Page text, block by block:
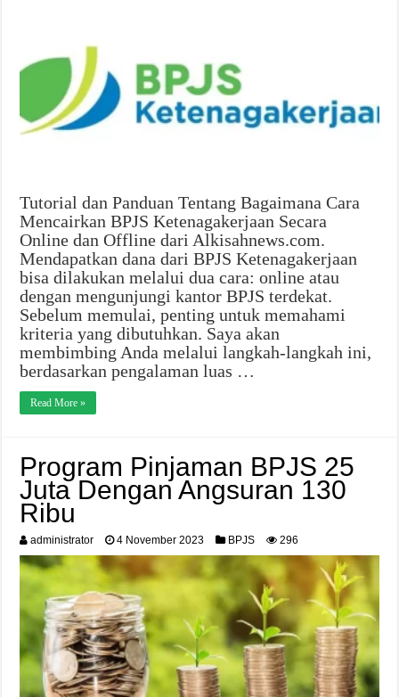
Tutorial dan Panduan Tentang Bagaimana Cara
Mencairkan BPJS Ketenagakerjaan Secara
Online dan Offline dari Alkisahnews.com.
Mendapatkan dana dari BPJS Ketenagakerjaan
bisa dilakukan melalui dua cara: online atau
dengan mengunjungi kantor BPJS terdekat.
Sebelum memulai, penting untuk memahami
kriteria yang dibutuhkan. Saya akan
membimbing Anda melalui langkah-langkah ini,
berdasarkan pengalaman luas …
Read More »
Program Pinjaman BPJS 25
Juta Dengan Angsuran 130
Ribu
administrator 4 November 2023 BPJS 296